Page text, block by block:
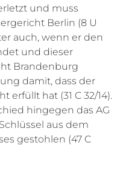
und muss
Berlin (8 U
auch, wenn er den
und dieser
Brandenburg
damit, dass der
erfüllt hat (31 C 32/14).
hingegen das AG
aus dem
gestohlen (47 C